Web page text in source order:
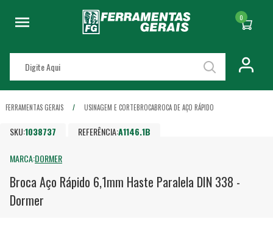
0
FERRAMENTAS GERAIS USINAGEM E CORTEBROCABROCA DE AÇO RÁPIDO
SKU:1038737 REFERÊNCIA:A1146.1B
MARCA:DORMER
Broca Aço Rápido 6,1mm Haste Paralela DIN 338 -
Dormer